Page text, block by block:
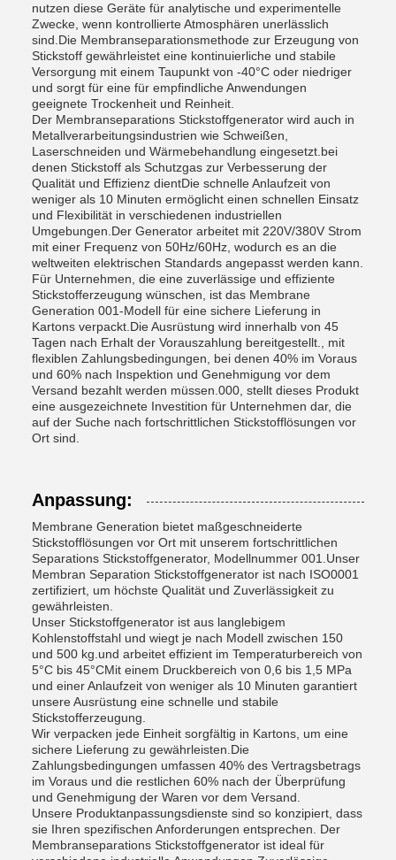
nutzen diese Geräte für analytische und experimentelle
Zwecke, wenn kontrollierte Atmosphären unerlässlich
sind.Die Membranseparationsmethode zur Erzeugung von
Stickstoff gewährleistet eine kontinuierliche und stabile
Versorgung mit einem Taupunkt von -40°C oder niedriger
und sorgt für eine für empfindliche Anwendungen
geeignete Trockenheit und Reinheit.
Der Membranseparations Stickstoffgenerator wird auch in
Metallverarbeitungsindustrien wie Schweißen,
Laserschneiden und Wärmebehandlung eingesetzt.bei
denen Stickstoff als Schutzgas zur Verbesserung der
Qualität und Effizienz dientDie schnelle Anlaufzeit von
weniger als 10 Minuten ermöglicht einen schnellen Einsatz
und Flexibilität in verschiedenen industriellen
Umgebungen.Der Generator arbeitet mit 220V/380V Strom
mit einer Frequenz von 50Hz/60Hz, wodurch es an die
weltweiten elektrischen Standards angepasst werden kann.
Für Unternehmen, die eine zuverlässige und effiziente
Stickstofferzeugung wünschen, ist das Membrane
Generation 001-Modell für eine sichere Lieferung in
Kartons verpackt.Die Ausrüstung wird innerhalb von 45
Tagen nach Erhalt der Vorauszahlung bereitgestellt., mit
flexiblen Zahlungsbedingungen, bei denen 40% im Voraus
und 60% nach Inspektion und Genehmigung vor dem
Versand bezahlt werden müssen.000, stellt dieses Produkt
eine ausgezeichnete Investition für Unternehmen dar, die
auf der Suche nach fortschrittlichen Stickstofflösungen vor
Ort sind.
Anpassung:
Membrane Generation bietet maßgeschneiderte
Stickstofflösungen vor Ort mit unserem fortschrittlichen
Separations Stickstoffgenerator, Modellnummer 001.Unser
Membran Separation Stickstoffgenerator ist nach ISO0001
zertifiziert, um höchste Qualität und Zuverlässigkeit zu
gewährleisten.
Unser Stickstoffgenerator ist aus langlebigem
Kohlenstoffstahl und wiegt je nach Modell zwischen 150
und 500 kg.und arbeitet effizient im Temperaturbereich von
5°C bis 45°CMit einem Druckbereich von 0,6 bis 1,5 MPa
und einer Anlaufzeit von weniger als 10 Minuten garantiert
unsere Ausrüstung eine schnelle und stabile
Stickstofferzeugung.
Wir verpacken jede Einheit sorgfältig in Kartons, um eine
sichere Lieferung zu gewährleisten.Die
Zahlungsbedingungen umfassen 40% des Vertragsbetrags
im Voraus und die restlichen 60% nach der Überprüfung
und Genehmigung der Waren vor dem Versand.
Unsere Produktanpassungsdienste sind so konzipiert, dass
sie Ihren spezifischen Anforderungen entsprechen. Der
Membranseparations Stickstoffgenerator ist ideal für